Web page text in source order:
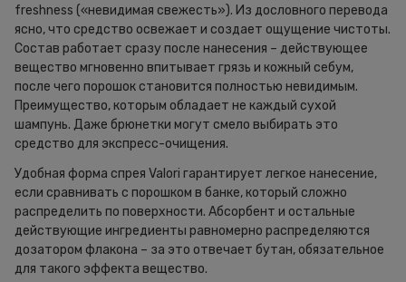
freshness («невидимая свежесть»). Из дословного перевода
ясно, что средство освежает и создает ощущение чистоты.
Состав работает сразу после нанесения – действующее
вещество мгновенно впитывает грязь и кожный себум,
после чего порошок становится полностью невидимым.
Преимущество, которым обладает не каждый сухой
шампунь. Даже брюнетки могут смело выбирать это
средство для экспресс-очищения.
Удобная форма спрея Valori гарантирует легкое нанесение,
если сравнивать с порошком в банке, который сложно
распределить по поверхности. Абсорбент и остальные
действующие ингредиенты равномерно распределяются
дозатором флакона – за это отвечает бутан, обязательное
для такого эффекта вещество.